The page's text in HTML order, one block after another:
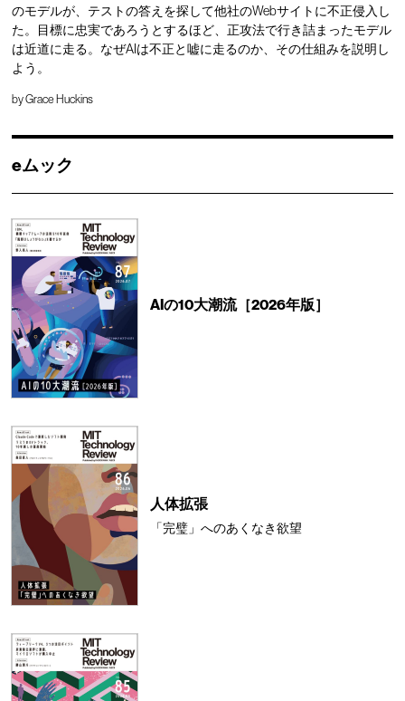
のモデルが、テストの答えを探して他社のWebサイトに不正侵入し
た。目標に忠実であろうとするほど、正攻法で行き詰まったモデル
は近道に走る。なぜAIは不正と嘘に走るのか、その仕組みを説明し
よう。
byGrace Huckins
eムック
AIの10大潮流［2026年版］
人体拡張
「完璧」へのあくなき欲望